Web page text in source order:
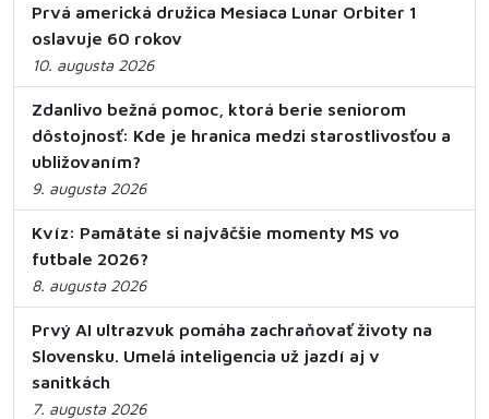
Prvá americká družica Mesiaca Lunar Orbiter 1
oslavuje 60 rokov
10. augusta 2026
Zdanlivo bežná pomoc, ktorá berie seniorom
dôstojnosť: Kde je hranica medzi starostlivosťou a
ubližovaním?
9. augusta 2026
Kvíz: Pamätáte si najväčšie momenty MS vo
futbale 2026?
8. augusta 2026
Prvý AI ultrazvuk pomáha zachraňovať životy na
Slovensku. Umelá inteligencia už jazdí aj v
sanitkách
7. augusta 2026